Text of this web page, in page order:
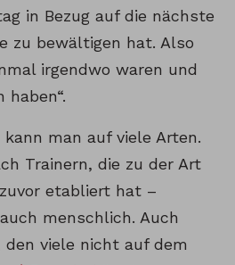
in Bezug auf die nächste
zu bewältigen hat. Also
irgendwo waren und
haben“.
man auf viele Arten.
Trainern, die zu der Art
etabliert hat –
menschlich. Auch
viele nicht auf dem